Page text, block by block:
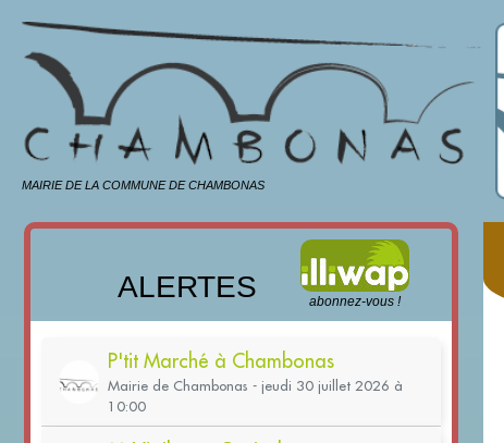
MAIRIE DE LA COMMUNE DE CHAMBONAS
ALERTES abonnez-vous !